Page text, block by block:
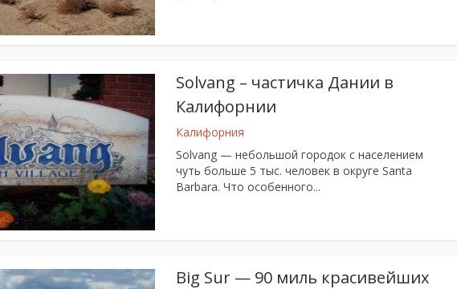
Solvang – частичка Дании в
Калифорнии
Калифорния
Solvang — небольшой городок с населением
чуть больше 5 тыс. человек в округе Santa
Barbara. Что особенного...
Big Sur — 90 миль красивейших